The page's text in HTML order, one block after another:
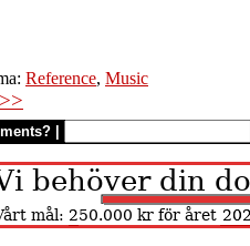
Reference, Music